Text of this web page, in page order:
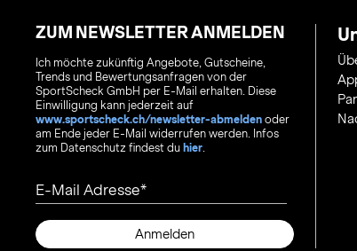
ZUM NEWSLETTER ANMELDEN
Ich möchte zukünftig Angebote, Gutscheine,
Trends und Bewertungsanfragen von der
SportScheck GmbH per E-Mail erhalten. Diese
Einwilligung kann jederzeit auf
www.sportscheck.ch/newsletter-abmelden oder
am Ende jeder E-Mail widerrufen werden. Infos
zum Datenschutz findest du hier.
E-Mail Adresse
Anmelden